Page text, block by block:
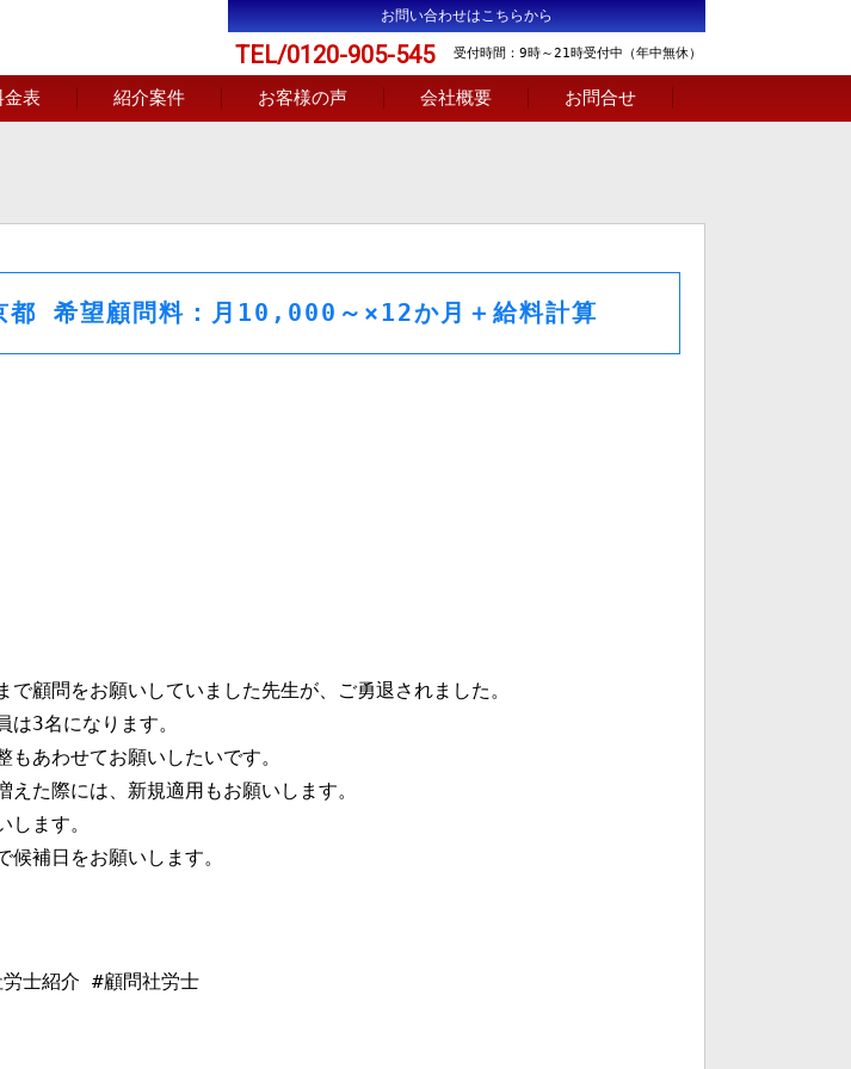
お問い合わせはこちらから
TEL/0120-905-545 受付時間：9時～21時受付中（年中無休）
金表 紹介案件 お客様の声 会社概要 お問合せ
希望顧問料：月10,000～×12か月＋給料計算
顧問をお願いしていました先生が、ご勇退されました。
3名になります。
あわせてお願いしたいです。
た際には、新規適用もお願いします。
ます。
補日をお願いします。
士紹介 #顧問社労士